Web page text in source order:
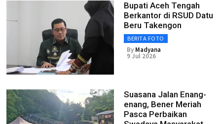
Bupati Aceh Tengah
Berkantor di RSUD Datu
Beru Takengon
BERITA FOTO
By Madyana
9 Jul 2026
Suasana Jalan Enang-
enang, Bener Meriah
Pasca Perbaikan